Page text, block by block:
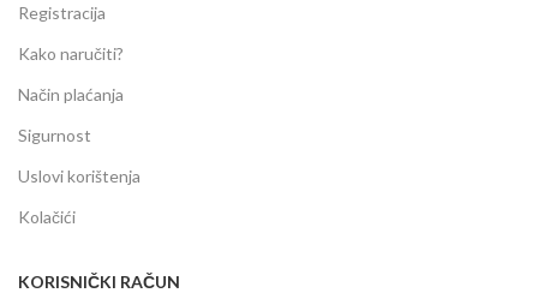
Registracija
Kako naručiti?
Način plaćanja
Sigurnost
Uslovi korištenja
Kolačići
KORISNIČKI RAČUN